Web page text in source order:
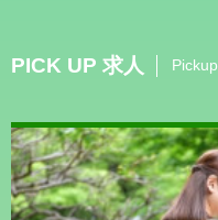
PICK UP 求人 Pickup